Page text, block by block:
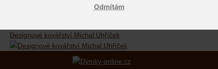
Odmítám
Designové kovářství Michal Uhříček